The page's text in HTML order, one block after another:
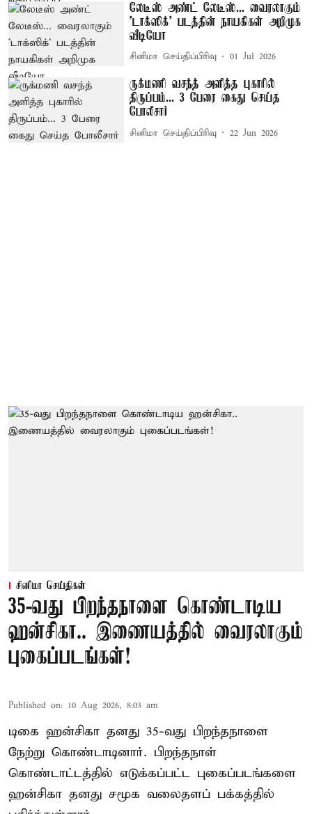
லேடீஸ் அண்ட் லேடீஸ்... வைரலாகும்
'டாக்ஸிக்' படத்தின் நாயகிகள் அறிமுக
வீடியோ
சினிமா செய்திப்பிரிவு 01 Jul 2026
ருக்மணி வசந்த் அளித்த புகாரில்
திருப்பம்... 3 பேரை கைது செய்த
போலீசார்
சினிமா செய்திப்பிரிவு 22 Jun 2026
சினிமா செய்திகள்
35-வது பிறந்தநாளை கொண்டாடிய
ஹன்சிகா.. இணையத்தில் வைரலாகும்
புகைப்படங்கள்!
Published on: 10 Aug 2026, 8:03 am
டிகை ஹன்சிகா தனது 35-வது பிறந்தநாளை
நேற்று கொண்டாடினார். பிறந்தநாள்
கொண்டாட்டத்தில் எடுக்கப்பட்ட புகைப்படங்களை
ஹன்சிகா தனது சமூக வலைதளப் பக்கத்தில்